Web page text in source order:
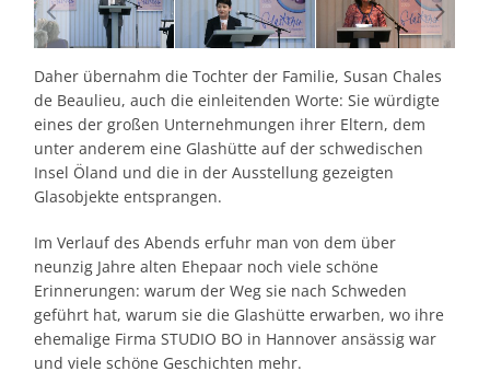
Daher übernahm die Tochter der Familie, Susan Chales
de Beaulieu, auch die einleitenden Worte: Sie würdigte
eines der großen Unternehmungen ihrer Eltern, dem
unter anderem eine Glashütte auf der schwedischen
Insel Öland und die in der Ausstellung gezeigten
Glasobjekte entsprangen.
Im Verlauf des Abends erfuhr man von dem über
neunzig Jahre alten Ehepaar noch viele schöne
Erinnerungen: warum der Weg sie nach Schweden
geführt hat, warum sie die Glashütte erwarben, wo ihre
ehemalige Firma STUDIO BO in Hannover ansässig war
und viele schöne Geschichten mehr.